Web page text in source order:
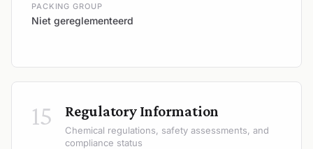
PACKING GROUP
Niet gereglementeerd
15 Regulatory Information
Chemical regulations, safety assessments, and
compliance status